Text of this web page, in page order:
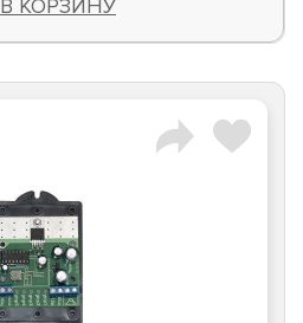
В КОРЗИНУ